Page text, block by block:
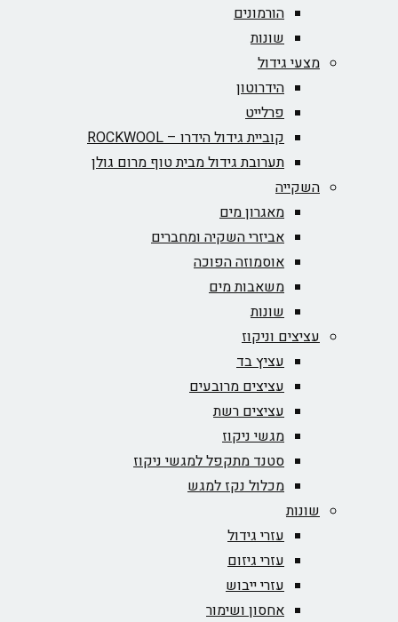
הורמונים
שונות
מצעי גידול
הידרוטון
פרלייט
קוביית גידול הידרו – ROCKWOOL‏
תערובת גידול מבית טוף מרום גולן
השקייה
מאגרון מים
אביזרי השקיה ומחברים
אוסמוזה הפוכה
משאבות מים
שונות
עציצים וניקוז
עציץ בד
עציצים מרובעים
עציצים רשת
מגשי ניקוז
סטנד מתקפל למגשי ניקוז
מכלול נקז למגש
שונות
עזרי גידול
עזרי גיזום
עזרי ייבוש
אחסון ושימור